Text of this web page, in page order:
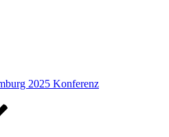
2025 Konferenz